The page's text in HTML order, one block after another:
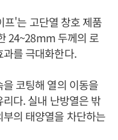
프'는 고단열 창호 제품
24~28mm 두께의 로
를 극대화한다.
코팅해 열의 이동을
다. 실내 난방열은 밖
의 태양열을 차단하는